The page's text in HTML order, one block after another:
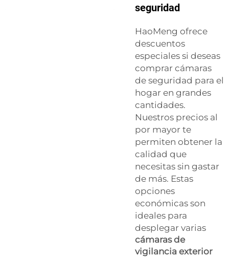
seguridad
HaoMeng ofrece
descuentos
especiales si deseas
comprar cámaras
de seguridad para el
hogar en grandes
cantidades.
Nuestros precios al
por mayor te
permiten obtener la
calidad que
necesitas sin gastar
de más. Estas
opciones
económicas son
ideales para
desplegar varias
cámaras de
vigilancia exterior